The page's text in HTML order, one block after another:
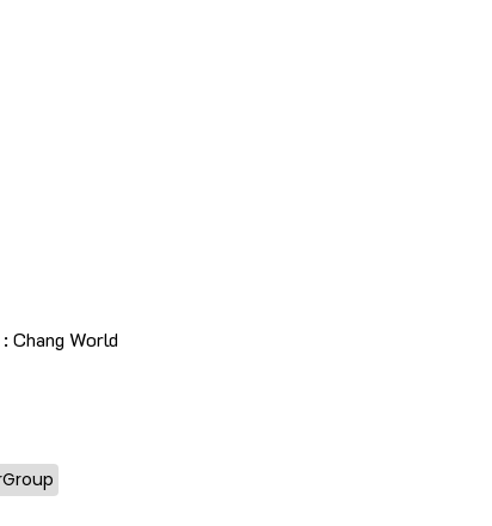
Chang World